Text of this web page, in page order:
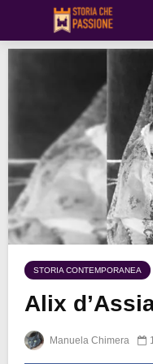
STORIA CONTEMPORANEA
Alix
Manuela Chimera